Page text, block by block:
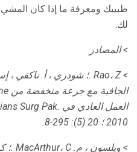
طبيبك ومعرفة ما إذا كان المشي
لك.
> المصادر
> Rao، Z .؛ شودري ، أ. ناكفي ،
العمل العادي في primipara. " Surg Pak.
2010 ؛ 20 (5): 295-8.
> ويلسون ، م. MacArthur، C .؛